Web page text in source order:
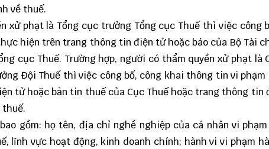
về thuế.
xử phạt là Tổng cục trưởng Tổng cục Thuế thì việc công
hiện trên trang thông tin điện tử hoặc báo của Bộ Tài
cục Thuế. Trường hợp, người có thẩm quyền xử phạt là
Đội Thuế thì việc công bố, công khai thông tin vi
tử hoặc bản tin thuế của Cục Thuế hoặc trang thông tin
thuế.
gồm: họ tên, địa chỉ nghề nghiệp của cá nhân vi
lĩnh vực hoạt động, kinh doanh chính; hành vi vi phạm